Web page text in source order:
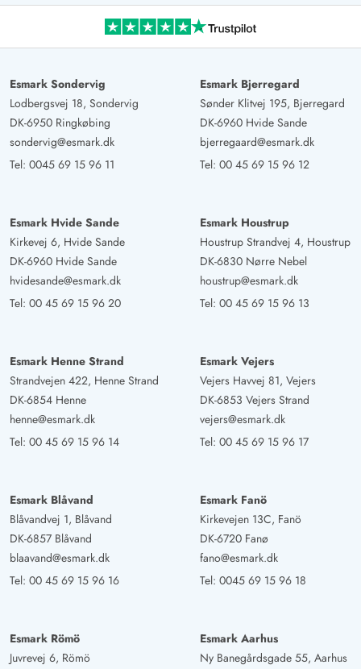
Esmark Sondervig
Lodbergsvej 18, Sondervig
DK-6950 Ringkøbing
sondervig@esmark.dk
Tel: 0045 69 15 96 11
Esmark Bjerregard
Sønder Klitvej 195, Bjerregard
DK-6960 Hvide Sande
bjerregaard@esmark.dk
Tel: 00 45 69 15 96 12
Esmark Hvide Sande
Kirkevej 6, Hvide Sande
DK-6960 Hvide Sande
hvidesande@esmark.dk
Tel: 00 45 69 15 96 20
Esmark Houstrup
Houstrup Strandvej 4, Houstrup
DK-6830 Nørre Nebel
houstrup@esmark.dk
Tel: 00 45 69 15 96 13
Esmark Henne Strand
Strandvejen 422, Henne Strand
DK-6854 Henne
henne@esmark.dk
Tel: 00 45 69 15 96 14
Esmark Vejers
Vejers Havvej 81, Vejers
DK-6853 Vejers Strand
vejers@esmark.dk
Tel: 00 45 69 15 96 17
Esmark Blåvand
Blåvandvej 1, Blåvand
DK-6857 Blåvand
blaavand@esmark.dk
Tel: 00 45 69 15 96 16
Esmark Fanö
Kirkevejen 13C, Fanö
DK-6720 Fanø
fano@esmark.dk
Tel: 0045 69 15 96 18
Esmark Römö
Juvrevej 6, Römö
Esmark Aarhus
Ny Banegårdsgade 55, Aarhus